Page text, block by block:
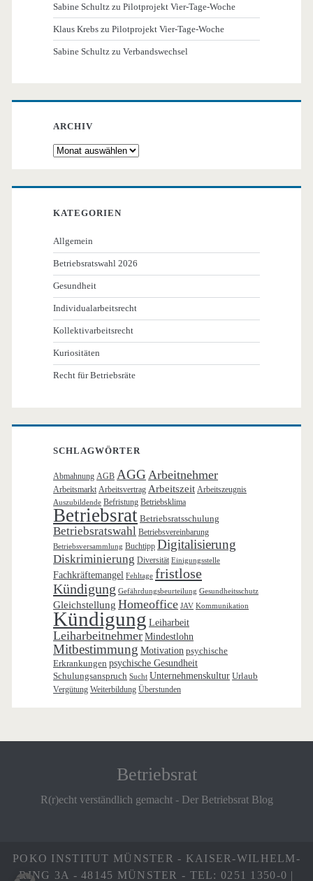
Sabine Schultz zuPilotprojekt Vier-Tage-Woche
Klaus Krebs zuPilotprojekt Vier-Tage-Woche
Sabine Schultz zuVerbandswechsel
ARCHIV
Archiv
KATEGORIEN
Allgemein
Betriebsratswahl 2026
Gesundheit
Individualarbeitsrecht
Kollektivarbeitsrecht
Kuriositäten
Recht für Betriebsräte
SCHLAGWÖRTER
Abmahnung AGB AGG Arbeitnehmer
Arbeitsmarkt Arbeitsvertrag Arbeitszeit Arbeitszeugnis
Auszubildende Befristung Betriebsklima
Betriebsrat Betriebsratsschulung
Betriebsratswahl Betriebsvereinbarung
Betriebsversammlung Buchtipp Digitalisierung
Diskriminierung Diversität Einigungsstelle
Fachkräftemangel Fehltage fristlose
Kündigung Gefährdungsbeurteilung Gesundheitsschutz
Gleichstellung Homeoffice JAV Kommunikation
Kündigung Leiharbeit
Leiharbeitnehmer Mindestlohn
Mitbestimmung Motivation psychische
Erkrankungen psychische Gesundheit
Schulungsanspruch Sucht Unternehmenskultur Urlaub
Vergütung Weiterbildung Überstunden
Betriebsrat
R(r)echt verständlich gemacht - Der Betriebsrat Blog
POKO INSTITUT MÜNSTER - KAISER-WILHELM-
RING 3A - 48145 MÜNSTER - TEL: 0251 1350-0 |